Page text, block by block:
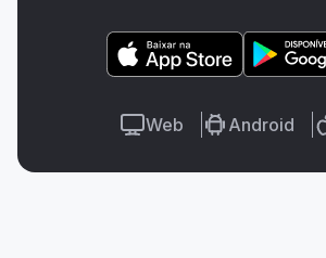
Web Android